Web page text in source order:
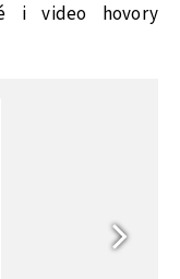
i video hovory